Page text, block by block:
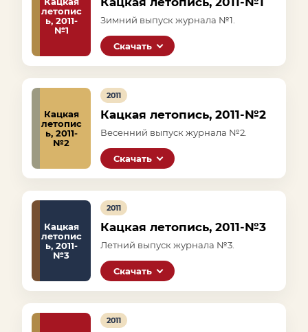
летопис
ь, 2011-
№1
Зимний выпуск журнала №1.
Скачать
Кацкая
летопис
ь, 2011-
№2
2011
Кацкая летопись, 2011-№2
Весенний выпуск журнала №2.
Скачать
Кацкая
летопис
ь, 2011-
№3
2011
Кацкая летопись, 2011-№3
Летний выпуск журнала №3.
Скачать
2011